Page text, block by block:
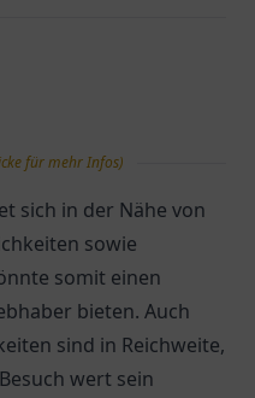
für mehr Infos)
sich in der Nähe von
sowie
somit einen
bieten. Auch
sind in Reichweite,
wert sein